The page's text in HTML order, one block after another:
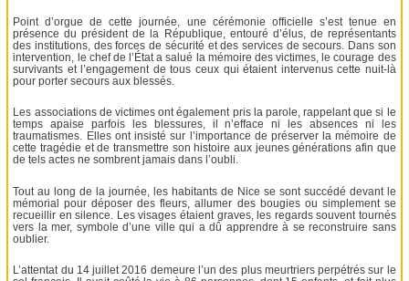
Point d’orgue de cette journée, une cérémonie officielle s’est tenue en
présence du président de la République, entouré d’élus, de représentants
des institutions, des forces de sécurité et des services de secours. Dans son
intervention, le chef de l’État a salué la mémoire des victimes, le courage des
survivants et l’engagement de tous ceux qui étaient intervenus cette nuit-là
pour porter secours aux blessés.
Les associations de victimes ont également pris la parole, rappelant que si le
temps apaise parfois les blessures, il n’efface ni les absences ni les
traumatismes. Elles ont insisté sur l’importance de préserver la mémoire de
cette tragédie et de transmettre son histoire aux jeunes générations afin que
de tels actes ne sombrent jamais dans l’oubli.
Tout au long de la journée, les habitants de Nice se sont succédé devant le
mémorial pour déposer des fleurs, allumer des bougies ou simplement se
recueillir en silence. Les visages étaient graves, les regards souvent tournés
vers la mer, symbole d’une ville qui a dû apprendre à se reconstruire sans
oublier.
L’attentat du 14 juillet 2016 demeure l’un des plus meurtriers perpétrés sur le